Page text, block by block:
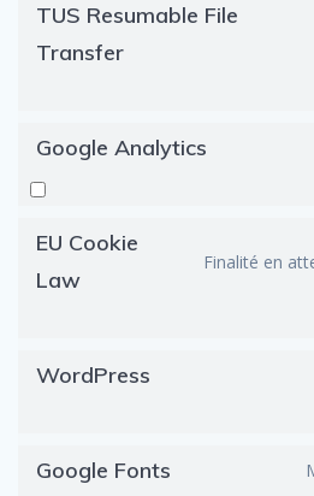
TUS Resumable File
Transfer
Google Analytics
EU Cookie
Law
Finalité en
WordPress
Google Fonts